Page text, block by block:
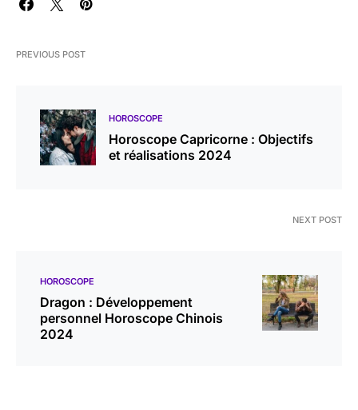
PREVIOUS POST
HOROSCOPE
Horoscope Capricorne : Objectifs
et réalisations 2024
NEXT POST
HOROSCOPE
Dragon : Développement
personnel Horoscope Chinois
2024